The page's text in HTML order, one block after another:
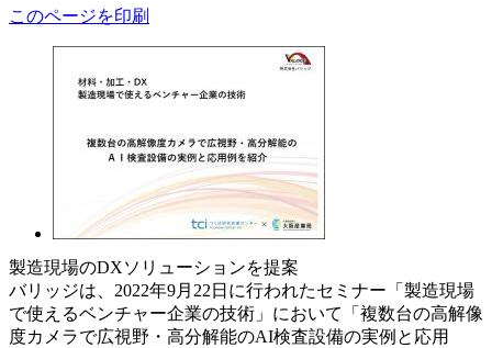
このページを印刷
製造現場のDXソリューションを提案
バリッジは、2022年9月22日に行われたセミナー「製造現場
で使えるベンチャー企業の技術」において「複数台の高解像
度カメラで広視野・高分解能のAI検査設備の実例と応用